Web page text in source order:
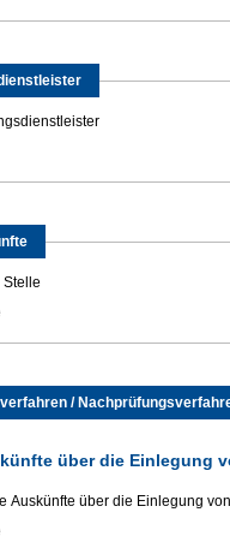
/
über die Einlegung
Auskünfte über die Einlegung